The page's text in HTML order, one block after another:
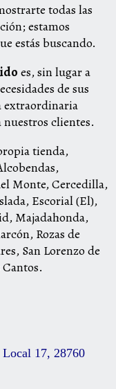
todas las
estamos
estás buscando.
es, sin lugar a
de sus
extraordinaria
clientes.
tienda,
Monte, Cercedilla,
Escorial (El),
Majadahonda,
Rozas de
San Lorenzo de
17, 28760